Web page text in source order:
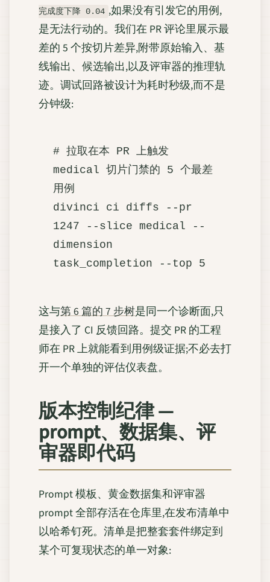
完成度下降 0.04 ,如果没有引发它的用例,
是无法行动的。我们在 PR 评论里展示最
差的 5 个按切片差异,附带原始输入、基
线输出、候选输出,以及评审器的推理轨
迹。调试回路被设计为耗时秒级,而不是
分钟级:
# 拉取在本 PR 上触发
medical 切片门禁的 5 个最差
用例
divinci ci diffs --pr
1247 --slice medical --
dimension
这与第 6 篇的 7 步树是同一个诊断面,只
是接入了 CI 反馈回路。提交 PR 的工程
师在 PR 上就能看到用例级证据;不必去打
开一个单独的评估仪表盘。
版本控制纪律 —
prompt、数据集、评
审器即代码
Prompt 模板、黄金数据集和评审器
prompt 全部存活在仓库里,在发布清单中
以哈希钉死。清单是把整套套件绑定到
某个可复现状态的单一对象: